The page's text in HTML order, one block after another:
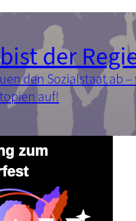
der
den Sozialstaat ab
auf!